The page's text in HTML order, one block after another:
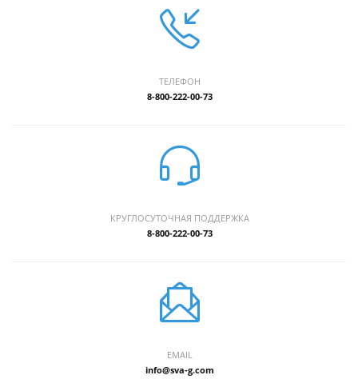
ТЕЛЕФОН
8-800-222-00-73
КРУГЛОСУТОЧНАЯ ПОДДЕРЖКА
8-800-222-00-73
EMAIL
info@sva-g.com